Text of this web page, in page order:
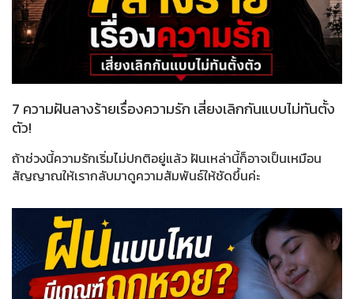
7 ความฝันลางร้ายเรื่องความรัก เสี่ยงเลิกกันแบบไม่ทันตั้ง
ตัว!
ถ้าช่วงนี้ความรักเริ่มไม่ปกติอยู่แล้ว ฝันเหล่านี้ก็อาจเป็นเหมือน
สัญญาณให้เรากลับมาดูความสัมพันธ์ให้ชัดขึ้นค่ะ